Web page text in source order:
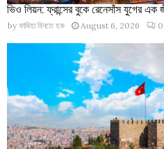
ভিও লিয়ন: ফ্রান্সের বুকে রেনেসাঁস যুগের এক
by ফাবিহা বিনতে হক August 6, 2026 0